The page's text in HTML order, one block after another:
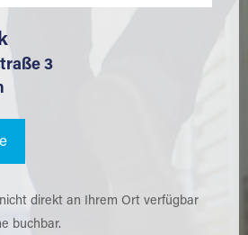
3
direkt an Ihrem Ort verfügbar
buchbar.